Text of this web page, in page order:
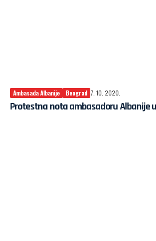
Ambasada Albanije Beograd 7. 10. 2020.
Protestna nota ambasadoru Albanije